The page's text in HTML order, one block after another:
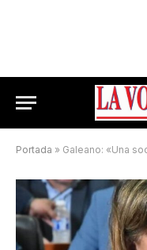
Portada » Galeano: «Una sociedad